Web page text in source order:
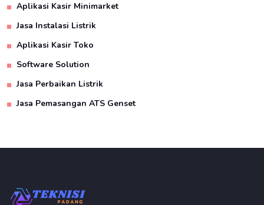
Aplikasi Kasir Minimarket
Jasa Instalasi Listrik
Aplikasi Kasir Toko
Software Solution
Jasa Perbaikan Listrik
Jasa Pemasangan ATS Genset